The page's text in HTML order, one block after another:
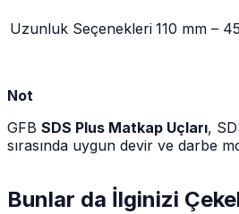
Uzunluk Seçenekleri 110 mm –
Not
GFB SDS Plus Matkap Uçları,
sırasında uygun devir ve darbe
Bunlar da İlginizi